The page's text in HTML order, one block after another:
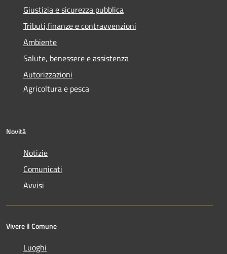
Giustizia e sicurezza pubblica
Tributi,finanze e contravvenzioni
Ambiente
Salute, benessere e assistenza
Autorizzazioni
Agricoltura e pesca
Novità
Notizie
Comunicati
Avvisi
Vivere il Comune
Luoghi